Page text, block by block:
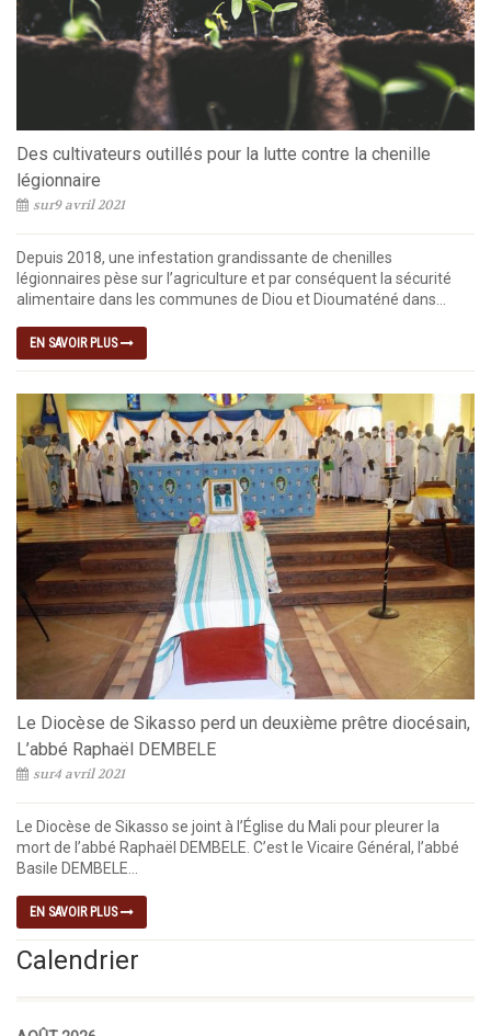
Des cultivateurs outillés pour la lutte contre la chenille
légionnaire
sur9 avril 2021
Depuis 2018, une infestation grandissante de chenilles
légionnaires pèse sur l’agriculture et par conséquent la sécurité
alimentaire dans les communes de Diou et Dioumaténé dans...
EN SAVOIR PLUS
Le Diocèse de Sikasso perd un deuxième prêtre diocésain,
L’abbé Raphaël DEMBELE
sur4 avril 2021
Le Diocèse de Sikasso se joint à l’Église du Mali pour pleurer la
mort de l’abbé Raphaël DEMBELE. C’est le Vicaire Général, l’abbé
Basile DEMBELE...
EN SAVOIR PLUS
Calendrier